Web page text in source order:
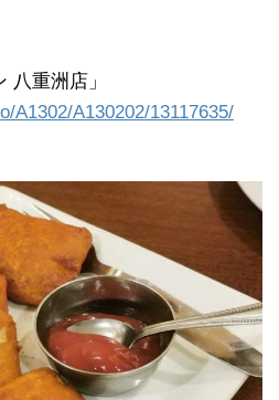
八重洲店」
A1302/A130202/13117635/